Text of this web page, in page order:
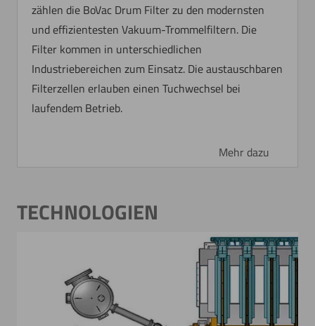
zählen die BoVac Drum Filter zu den modernsten
und effizientesten Vakuum-Trommelfiltern. Die
Filter kommen in unterschiedlichen
Industriebereichen zum Einsatz. Die austauschbaren
Filterzellen erlauben einen Tuchwechsel bei
laufendem Betrieb.
Mehr dazu
TECHNOLOGIEN